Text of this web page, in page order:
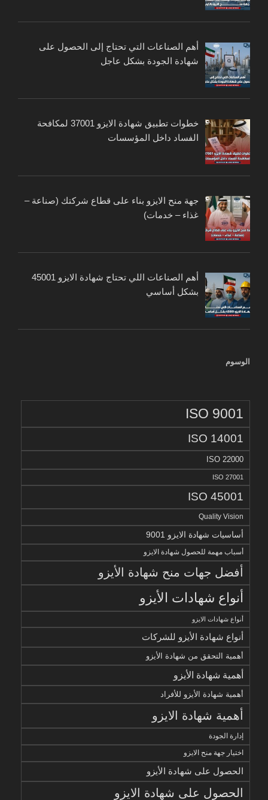
أهم الصناعات التي تحتاج إلى الحصول على
شهادة الجودة بشكل عاجل
خطوات تطبيق شهادة الايزو 37001 لمكافحة
الفساد داخل المؤسسات
جهة منح الايزو بناء على قطاع شركتك (صناعة –
غذاء – خدمات)
أهم الصناعات اللي تحتاج شهادة الايزو 45001
بشكل أساسي
الوسوم
ISO 9001
ISO 14001
ISO 22000
ISO 27001
ISO 45001
Quality Vision
أساسيات شهادة الايزو 9001
أسباب مهمة للحصول شهادة الايزو
أفضل جهات منح شهادة الأيزو
أنواع شهادات الأيزو
أنواع شهادات الايزو
أنواع شهادة الأيزو للشركات
أهمية التحقق من شهادة الأيزو
أهمية شهادة الأيزو
أهمية شهادة الأيزو للأفراد
أهمية شهادة الايزو
إدارة الجودة
اختيار جهة منح الايزو
الحصول على شهادة الأيزو
الحصول على شهادة الايزو